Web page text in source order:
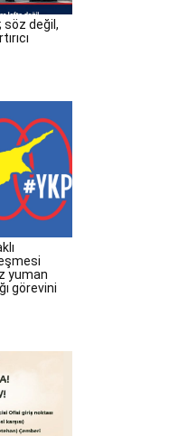
söz değil,
yuman
görevini